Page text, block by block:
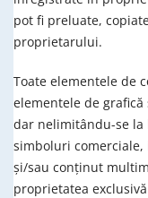
pot fi preluate,
proprietarului.
Toate elementele de
elementele de
dar nelimitându-se
simboluri
și/sau conținut
proprietatea